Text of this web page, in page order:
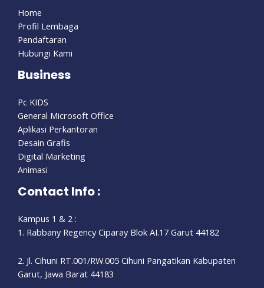
Home
Profil Lembaga
Pendaftaran
Hubungi Kami
Business
Pc KIDS
General Microsoft Office
Aplikasi Perkantoran
Desain Grafis
Digital Marketing
Animasi
Contact Info :
Kampus 1 & 2 :
1. Rabbany Regency Ciparay Blok AI.17 Garut 44182
2. Jl. Cihuni RT.001/RW.005 Cihuni Pangatikan Kabupaten
Garut, Jawa Barat 44183